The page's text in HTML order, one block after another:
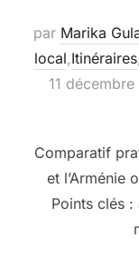
par Marika
local,Itinéraires,
11
Comparatif
et l’Arménie
Points clés